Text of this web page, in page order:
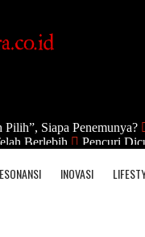
Pilih”, Siapa Penemunya?
Berlebih
Pencuri
INOVASI